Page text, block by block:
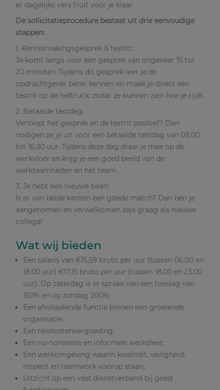
er dagelijks vers fruit voor je klaar.
De sollicitatieprocedure bestaat uit drie eenvoudige
stappen:
1. Kennismakingsgesprek & testrit:
Je komt langs voor een gesprek van ongeveer 15 tot
20 minuten. Tijdens dit gesprek leer je de
opdrachtgever beter kennen en maak je direct een
testrit op de heftruck, zodat ze kunnen zien hoe je rijdt.
2. Betaalde testdag:
Verloopt het gesprek en de testrit positief? Dan
nodigen ze je uit voor een betaalde testdag van 08.00
tot 16.30 uur. Tijdens deze dag draai je mee op de
werkvloer en krijg je een goed beeld van de
werkzaamheden en het team.
3. Je hebt een nieuwe baan!
Is er van beide kanten een goede match? Dan ben je
aangenomen en verwelkomen zeje graag als nieuwe
collega!
Wat wij bieden
Een salaris van €15,59 bruto per uur (tussen 06.00 en
18.00 uur) €17,15 bruto per uur (tussen 18.00 en 23.00
uur). Op zaterdag is er sprake van een toeslag van
150% en op zondag 200%;
Een afwisselende functie binnen een groeiende
organisatie;
Een reiskostenvergoeding;
Een no-nonsense en informele werksfeer;
Een werkomgeving waarin kwaliteit, veiligheid,
respect en teamwork voorop staan;
Uitzicht op een vast dienstverband bij goed